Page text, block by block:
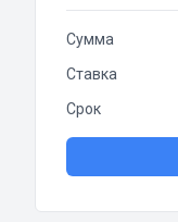
Сумма
Ставка
Срок